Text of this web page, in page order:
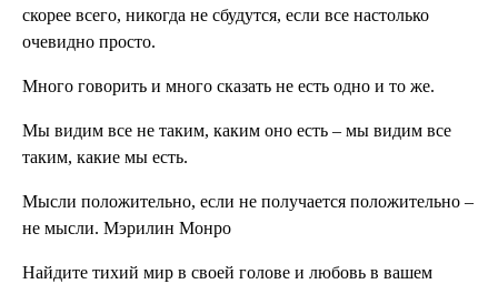
скорее всего, никогда не сбудутся, если все настолько
очевидно просто.
Много говорить и много сказать не есть одно и то же.
Мы видим все не таким, каким оно есть – мы видим все
таким, какие мы есть.
Мысли положительно, если не получается положительно –
не мысли. Мэрилин Монро
Найдите тихий мир в своей голове и любовь в вашем